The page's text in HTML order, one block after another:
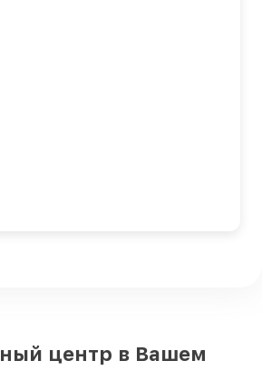
центр в Вашем